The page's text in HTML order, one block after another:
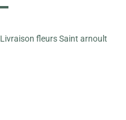
Livraison fleurs Saint arnoult